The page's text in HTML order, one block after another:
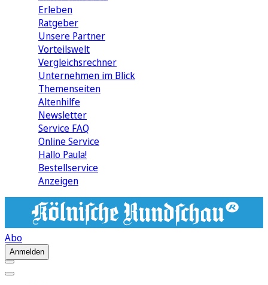
Erleben
Ratgeber
Unsere Partner
Vorteilswelt
Vergleichsrechner
Unternehmen im Blick
Themenseiten
Altenhilfe
Newsletter
Service FAQ
Online Service
Hallo Paula!
Bestellservice
Anzeigen
Abo
Anmelden